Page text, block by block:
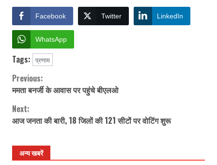
Facebook Twitter LinkedIn
WhatsApp
Tags: प्रणाम
Continue
Previous:
ममता बनर्जी के आवास पर पहुंचे बीएलओ
Next:
आज जनता की बारी, 18 जिलों की 121 सीटों पर वोटिंग शुरू
अन्य खबरें